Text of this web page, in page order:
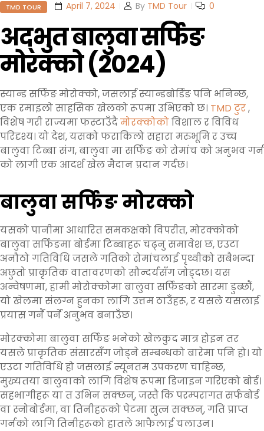
Categories
TMD TOUR April 7, 2024 By TMD Tour 0
अद्भुत बालुवा सर्फिङ
मोरक्को (2024)
स्यान्ड सर्फिङ मोरोक्को, जसलाई स्यान्डबोर्डिङ पनि भनिन्छ,
एक रमाइलो साहसिक खेलको रूपमा उभिएको छ। TMD टुर,
विशेष गरी राज्यमा फस्टाउँदैमोरक्कोकोविशाल र विविध
परिदृश्य। यो देश, यसको फराकिलो सहारा मरुभूमि र उच्च
बालुवा टिब्बा संग, बालुवा मा सर्फिङ को रोमांच को अनुभव गर्न
को लागी एक आदर्श खेल मैदान प्रदान गर्दछ।
बालुवा सर्फिङ मोरक्को
यसको पानीमा आधारित समकक्षको विपरीत, मोरक्कोको
बालुवा सर्फिङमा बोर्डमा टिब्बाहरू चढ्नु समावेश छ, एउटा
अनौठो गतिविधि जसले गतिको रोमांचलाई पृथ्वीको सबैभन्दा
अछुतो प्राकृतिक वातावरणको सौन्दर्यसँग जोड्दछ। यस
अन्वेषणमा, हामी मोरोक्कोमा बालुवा सर्फिङको सारमा डुब्छौं,
यो खेलमा संलग्न हुनका लागि उत्तम ठाउँहरू, र यसले यसलाई
प्रयास गर्नै पर्ने अनुभव बनाउँछ।
मोरक्कोमा बालुवा सर्फिङ भनेको खेलकुद मात्र होइन तर
यसले प्राकृतिक संसारसँग जोड्ने सम्बन्धको बारेमा पनि हो। यो
एउटा गतिविधि हो जसलाई न्यूनतम उपकरण चाहिन्छ,
मुख्यतया बालुवाको लागि विशेष रूपमा डिजाइन गरिएको बोर्ड।
सहभागीहरू या त उभिन सक्छन्, जस्तै कि परम्परागत सर्फबोर्ड
वा स्नोबोर्डमा, वा तिनीहरूको पेटमा सुत्न सक्छन्, गति प्राप्त
गर्नको लागि तिनीहरूको हातले आफैलाई चलाउन।